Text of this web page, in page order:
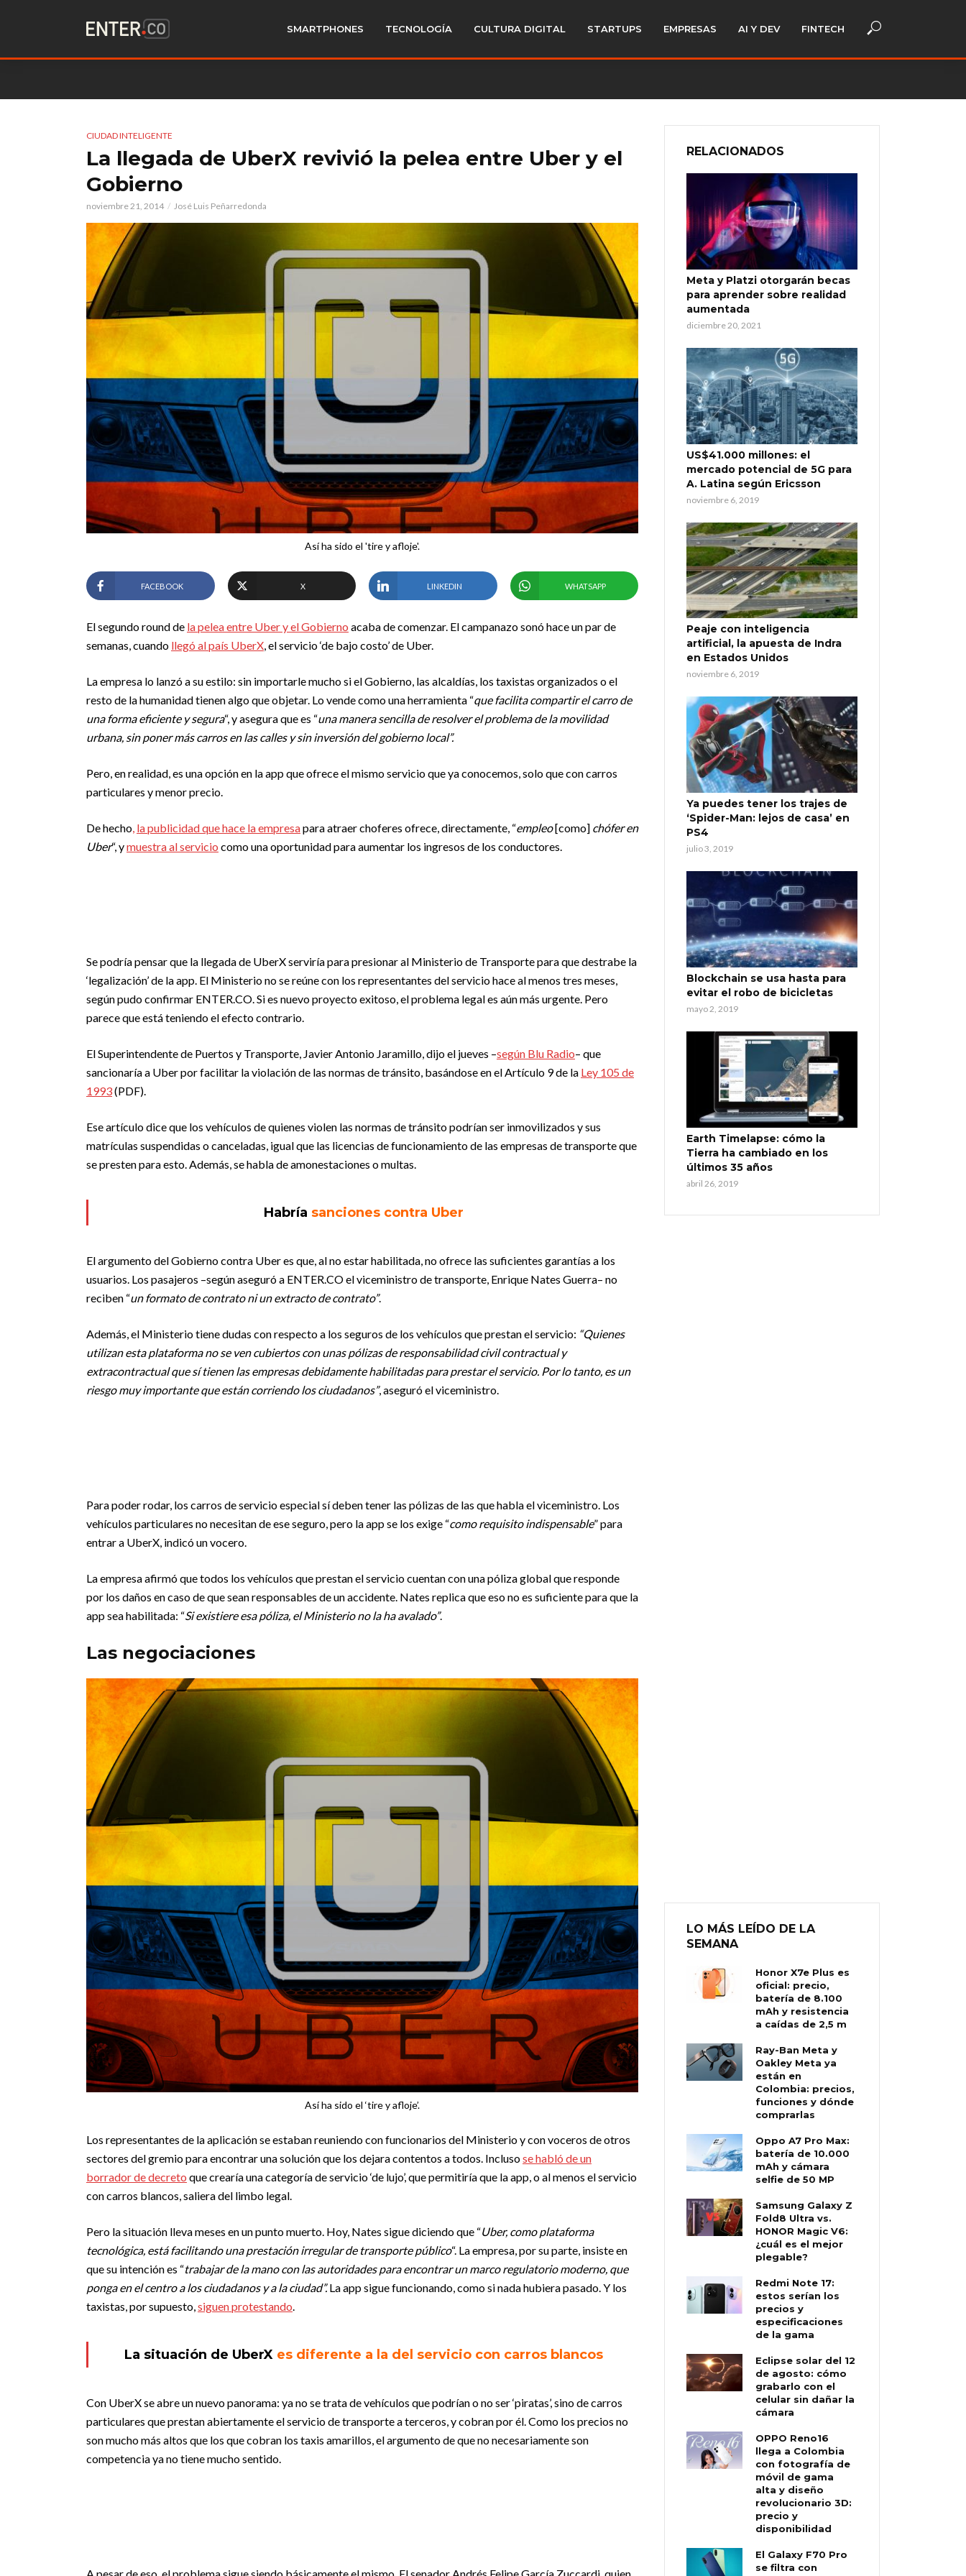
SMARTPHONES TECNOLOGÍA CULTURA DIGITAL STARTUPS EMPRESAS AI Y DEV FINTECH
CIUDAD INTELIGENTE
La llegada de UberX revivió la pelea entre Uber y el
Gobierno
noviembre 21, 2014 José Luis Peñarredonda
Así ha sido el 'tire y afloje'.
FACEBOOK X LINKEDIN WHATSAPP
El segundo round de la pelea entre Uber y el Gobierno acaba de comenzar. El campanazo sonó hace un par de
semanas, cuando llegó al país UberX, el servicio ‘de bajo costo’ de Uber.
La empresa lo lanzó a su estilo: sin importarle mucho si el Gobierno, las alcaldías, los taxistas organizados o el
resto de la humanidad tienen algo que objetar. Lo vende como una herramienta “que facilita compartir el carro de
una forma eficiente y segura“, y asegura que es “una manera sencilla de resolver el problema de la movilidad
urbana, sin poner más carros en las calles y sin inversión del gobierno local”.
Pero, en realidad, es una opción en la app que ofrece el mismo servicio que ya conocemos, solo que con carros
particulares y menor precio.
De hecho, la publicidad que hace la empresapara atraer choferes ofrece, directamente, “empleo[como] chófer en
Uber“, ymuestra al servicio como una oportunidad para aumentar los ingresos de los conductores.
Se podría pensar que la llegada de UberX serviría para presionar al Ministerio de Transporte para que destrabe la
‘legalización’ de la app. El Ministerio no se reúne con los representantes del servicio hace al menos tres meses,
según pudo confirmar ENTER.CO. Si es nuevo proyecto exitoso, el problema legal es aún más urgente. Pero
parece que está teniendo el efecto contrario.
El Superintendente de Puertos y Transporte, Javier Antonio Jaramillo, dijo el jueves –según Blu Radio– que
sancionaría a Uber por facilitar la violación de las normas de tránsito, basándose en el Artículo 9 de la Ley 105 de
1993(PDF).
Ese artículo dice que los vehículos de quienes violen las normas de tránsito podrían ser inmovilizados y sus
matrículas suspendidas o canceladas, igual que las licencias de funcionamiento de las empresas de transporte que
se presten para esto. Además, se habla de amonestaciones o multas.
Habría sanciones contra Uber
El argumento del Gobierno contra Uber es que, al no estar habilitada, no ofrece las suficientes garantías a los
usuarios. Los pasajeros –según aseguró a ENTER.CO el viceministro de transporte, Enrique Nates Guerra– no
reciben “un formato de contrato ni un extracto de contrato”.
Además, el Ministerio tiene dudas con respecto a los seguros de los vehículos que prestan el servicio: “Quienes
utilizan esta plataforma no se ven cubiertos con unas pólizas de responsabilidad civil contractual y
extracontractual que sí tienen las empresas debidamente habilitadas para prestar el servicio. Por lo tanto, es un
riesgo muy importante que están corriendo los ciudadanos”, aseguró el viceministro.
Para poder rodar, los carros de servicio especial sí deben tener las pólizas de las que habla el viceministro. Los
vehículos particulares no necesitan de ese seguro, pero la app se los exige “como requisito indispensable” para
entrar a UberX, indicó un vocero.
La empresa afirmó que todos los vehículos que prestan el servicio cuentan con una póliza global que responde
por los daños en caso de que sean responsables de un accidente. Nates replica que eso no es suficiente para que la
app sea habilitada: “Si existiere esa póliza, el Ministerio no la ha avalado”.
Las negociaciones
Así ha sido el ‘tire y afloje’.
Los representantes de la aplicación se estaban reuniendo con funcionarios del Ministerio y con voceros de otros
sectores del gremio para encontrar una solución que los dejara contentos a todos. Inclusose habló de un
borrador de decreto que crearía una categoría de servicio ‘de lujo’, que permitiría que la app, o al menos el servicio
con carros blancos, saliera del limbo legal.
Pero la situación lleva meses en un punto muerto. Hoy, Nates sigue diciendo que “Uber, como plataforma
tecnológica, está facilitando una prestación irregular de transporte público“. La empresa, por su parte, insiste en
que su intención es “trabajar de la mano con las autoridades para encontrar un marco regulatorio moderno, que
ponga en el centro a los ciudadanos y a la ciudad”.La app sigue funcionando, como si nada hubiera pasado. Y los
taxistas, por supuesto,siguen protestando.
La situación de UberX es diferente a la del servicio con carros blancos
Con UberX se abre un nuevo panorama: ya no se trata de vehículos que podrían o no ser ‘piratas’, sino de carros
particulares que prestan abiertamente el servicio de transporte a terceros, y cobran por él. Como los precios no
son mucho más altos que los que cobran los taxis amarillos, el argumento de que no necesariamente son
competencia ya no tiene mucho sentido.
RELACIONADOS
Meta y Platzi otorgarán becas
para aprender sobre realidad
aumentada
diciembre 20, 2021
US$41.000 millones: el
mercado potencial de 5G para
A. Latina según Ericsson
noviembre 6, 2019
Peaje con inteligencia
artificial, la apuesta de Indra
en Estados Unidos
noviembre 6, 2019
Ya puedes tener los trajes de
‘Spider-Man: lejos de casa’ en
PS4
julio 3, 2019
Blockchain se usa hasta para
evitar el robo de bicicletas
mayo 2, 2019
Earth Timelapse: cómo la
Tierra ha cambiado en los
últimos 35 años
abril 26, 2019
LO MÁS LEÍDO DE LA
SEMANA
Honor X7e Plus es
oficial: precio,
batería de 8.100
mAh y resistencia
a caídas de 2,5 m
Ray-Ban Meta y
Oakley Meta ya
están en
Colombia: precios,
funciones y dónde
comprarlas
Oppo A7 Pro Max:
batería de 10.000
mAh y cámara
selfie de 50 MP
Samsung Galaxy Z
Fold8 Ultra vs.
HONOR Magic V6:
¿cuál es el mejor
plegable?
Redmi Note 17:
estos serían los
precios y
especificaciones
de la gama
Eclipse solar del 12
de agosto: cómo
grabarlo con el
celular sin dañar la
cámara
OPPO Reno16
llega a Colombia
con fotografía de
móvil de gama
alta y diseño
revolucionario 3D:
precio y
disponibilidad
El Galaxy F70 Pro
se filtra con